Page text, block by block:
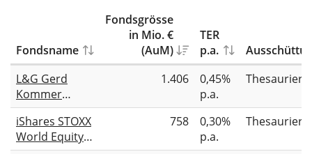
Fondsname
Fondsgrösse
in Mio. €
(AuM)
TER
p.a.
L&G Gerd
Kommer
Multifactor
Equity UCITS
ETF USD
1.406
0,45%
p.a.
iShares STOXX
World Equity
758
0,30%
p.a.